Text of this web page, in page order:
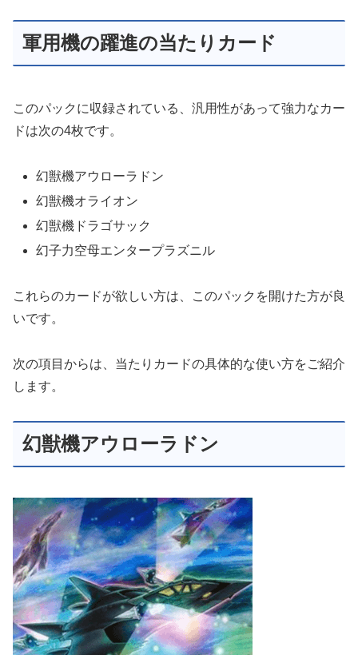
軍用機の躍進の当たりカード
このパックに収録されている、汎用性があって強力なカー
ドは次の4枚です。
幻獣機アウローラドン
幻獣機オライオン
幻獣機ドラゴサック
幻子力空母エンタープラズニル
これらのカードが欲しい方は、このパックを開けた方が良
いです。
次の項目からは、当たりカードの具体的な使い方をご紹介
します。
幻獣機アウローラドン